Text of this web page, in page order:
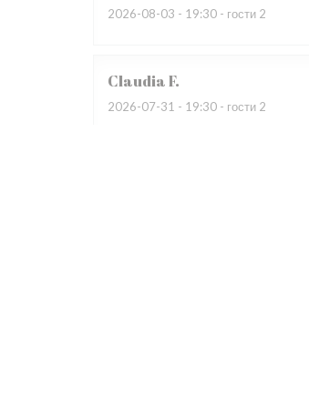
2026-08-03 - 19:30 - гости 2
ClaudiaF
2026-07-31 - 19:30 - гости 2